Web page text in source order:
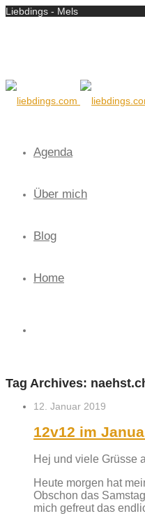
Liebdings - Mels
Agenda
Über mich
Blog
Home
Tag Archives:
12. Januar 2019
12v12 im
Hej und viele Grüsse
Heute morgen hat
Obschon das
mich gefreut das